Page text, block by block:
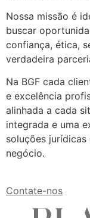
Nossa missão é
buscar
confiança, ética,
verdadeira
Na BGF cada
e excelência
alinhada a cada
integrada e uma
soluções
negócio.
Contate-nos